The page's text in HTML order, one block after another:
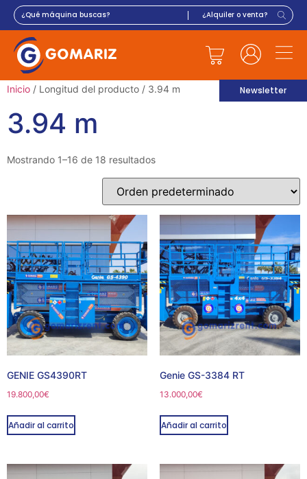
Newsletter
Inicio / Longitud del producto / 3.94 m
3.94 m
Mostrando 1–16 de 18 resultados
GENIE GS4390RT
19.800,00€
Añadir al carrito
Genie GS-3384 RT
13.000,00€
Añadir al carrito